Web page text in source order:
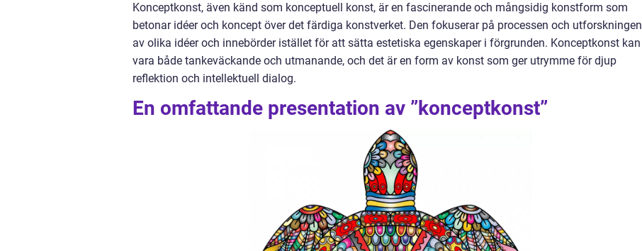
Konceptkonst, även känd som konceptuell konst, är en fascinerande och mångsidig konstform som
betonar idéer och koncept över det färdiga konstverket. Den fokuserar på processen och utforskningen
av olika idéer och innebörder istället för att sätta estetiska egenskaper i förgrunden. Konceptkonst kan
vara både tankeväckande och utmanande, och det är en form av konst som ger utrymme för djup
reflektion och intellektuell dialog.
En omfattande presentation av ”konceptkonst”